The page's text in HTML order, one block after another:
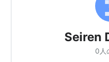
Seiren
0人